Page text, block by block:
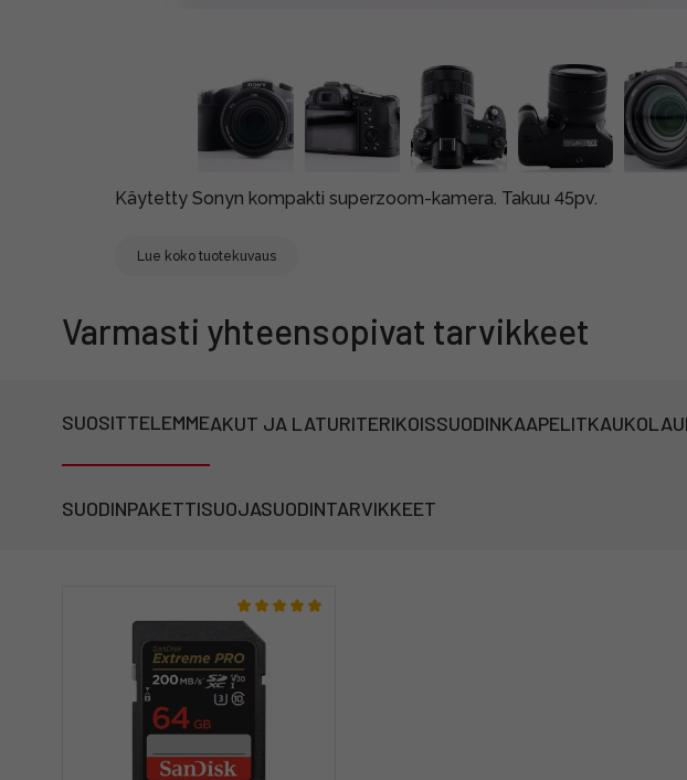
Käytetty Sonyn kompakti superzoom-kamera. Takuu 45pv.
Lue koko tuotekuvaus
Varmasti yhteensopivat tarvikkeet
SUOSITTELEMMEAKUT JA LATURITERIKOISSUODINKAAPELIT
SUODINPAKETTISUOJASUODINTARVIKKEET